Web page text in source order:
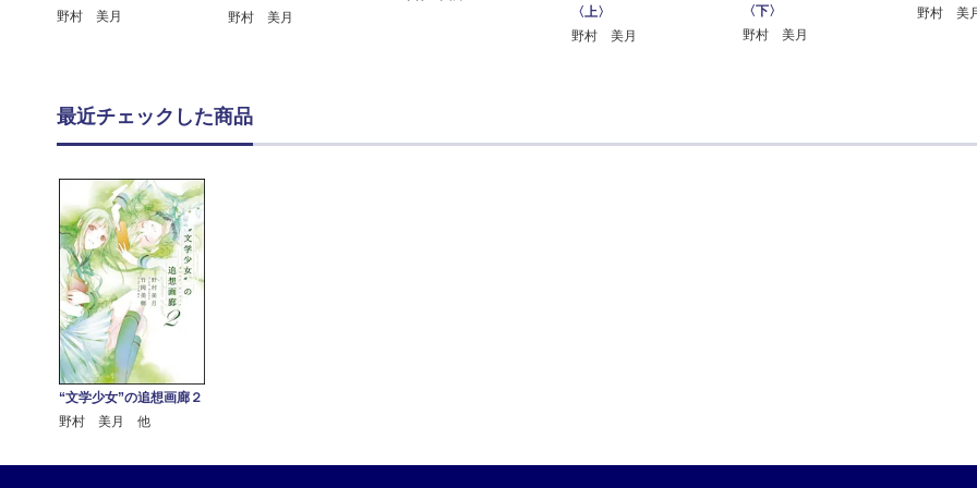
野村 美月
野村 美月
〈上〉
野村 美月
〈下〉
野村 美月
野村 美
最近チェックした商品
“文学少女”の追想画廊２
野村 美月 他